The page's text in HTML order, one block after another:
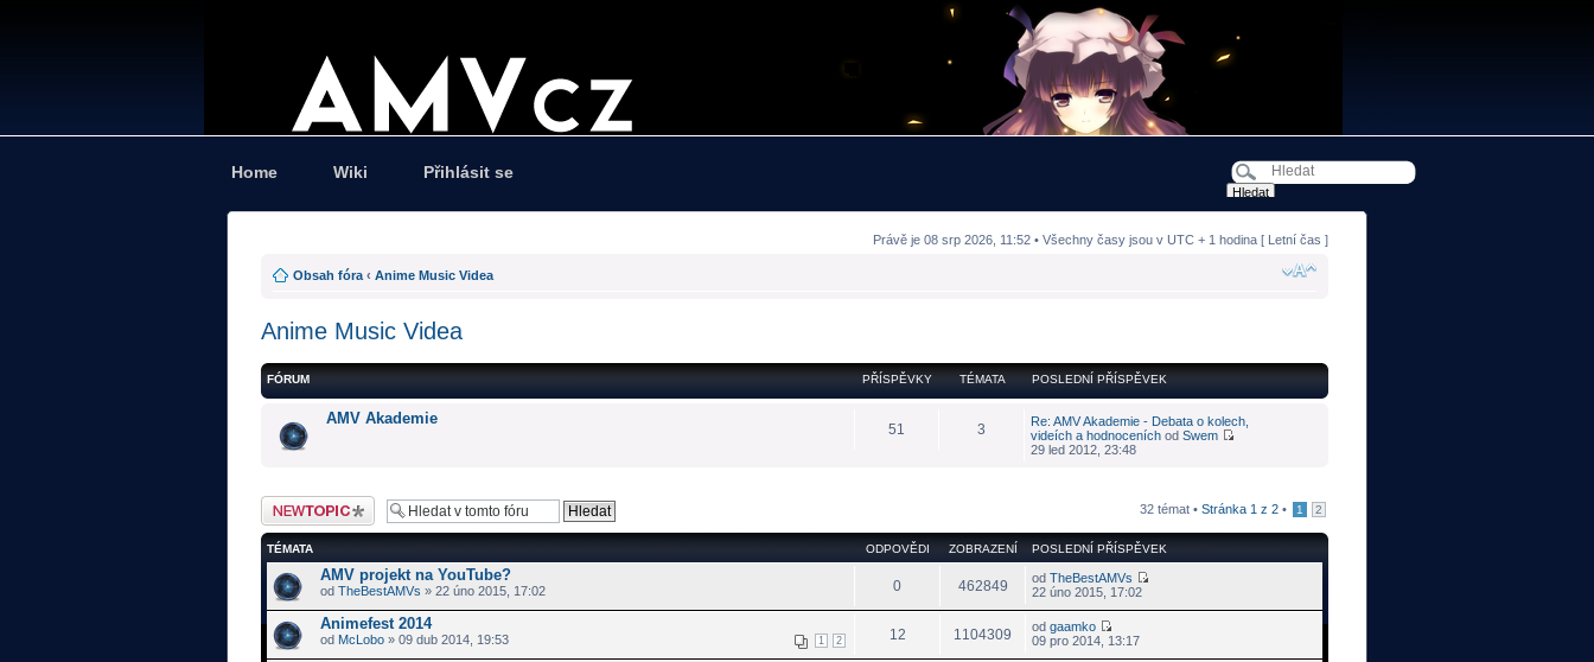
Home Wiki Přihlásit se
Právě je 08 srp 2026, 11:52 • Všechny časy jsou v UTC + 1 hodina [ Letní čas ]
Obsah fóra ‹ Anime Music Videa
Anime Music Videa
FÓRUM PŘÍSPĚVKY TÉMATA POSLEDNÍ PŘÍSPĚVEK
AMV Akademie
51 3
Re: AMV Akademie - Debata o kolech,
videích a hodnoceníchod Swem
29 led 2012, 23:48
Odeslat nové téma 32 témat • Stránka 1 z 2 • 1 2
TÉMATA ODPOVĚDI ZOBRAZENÍ POSLEDNÍ PŘÍSPĚVEK
AMV projekt na YouTube?
od TheBestAMVs » 22 úno 2015, 17:02 0 462849 odTheBestAMVs
22 úno 2015, 17:02
Animefest 2014
1 2
od McLobo » 09 dub 2014, 19:53 12 1104309 odgaamko
09 pro 2014, 13:17